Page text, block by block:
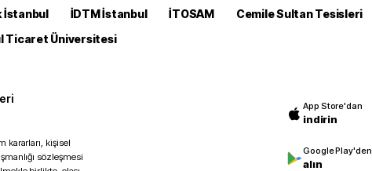
İstanbul İDTM İstanbul İTOSAM Cemile Sultan Tesisleri
Ticaret Üniversitesi
kararları, kişisel
sözleşmesi
App Store'dan
indirin
Google Play'den
alın